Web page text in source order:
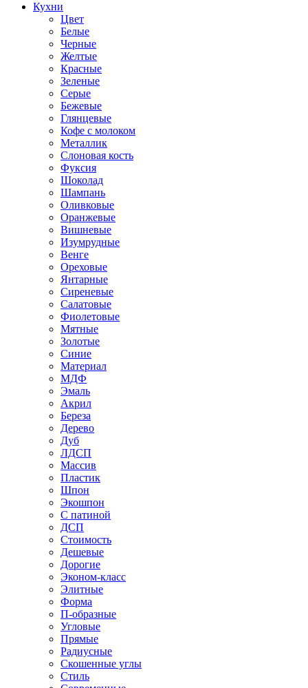
Кухни
Цвет
Белые
Черные
Желтые
Красные
Зеленые
Серые
Бежевые
Глянцевые
Кофе с молоком
Металлик
Слоновая кость
Фуксия
Шоколад
Шампань
Оливковые
Оранжевые
Вишневые
Изумрудные
Венге
Ореховые
Янтарные
Сиреневые
Салатовые
Фиолетовые
Мятные
Золотые
Синие
Материал
МДФ
Эмаль
Акрил
Береза
Дерево
Дуб
ЛДСП
Массив
Пластик
Шпон
Экошпон
С патиной
ДСП
Стоимость
Дешевые
Дорогие
Эконом-класс
Элитные
Форма
П-образные
Угловые
Прямые
Радиусные
Скошенные углы
Стиль